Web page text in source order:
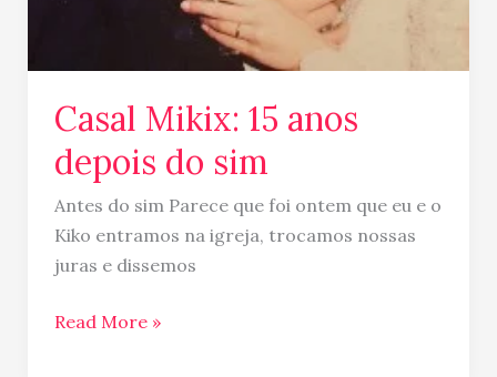
Casal Mikix: 15 anos
depois do sim
Antes do sim Parece que foi ontem que eu e o
Kiko entramos na igreja, trocamos nossas
juras e dissemos
Read More »